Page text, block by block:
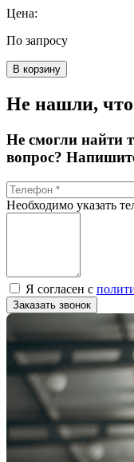
Цена:
По запросу
В корзину
Не нашли,
Не смогли найти
вопрос?
Необходимо указать
Я согласен с
Заказать звонок